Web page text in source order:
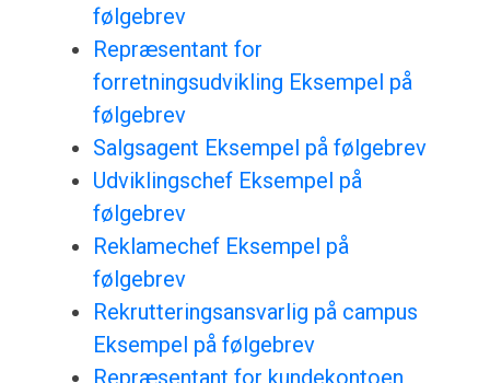
følgebrev
Repræsentant for
forretningsudvikling Eksempel på
følgebrev
Salgsagent Eksempel på følgebrev
Udviklingschef Eksempel på
følgebrev
Reklamechef Eksempel på
følgebrev
Rekrutteringsansvarlig på campus
Eksempel på følgebrev
Repræsentant for kundekontoen